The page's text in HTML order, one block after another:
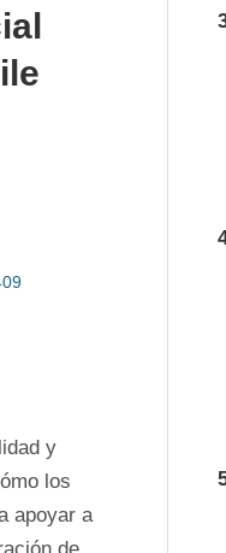
y
los
apoyar a